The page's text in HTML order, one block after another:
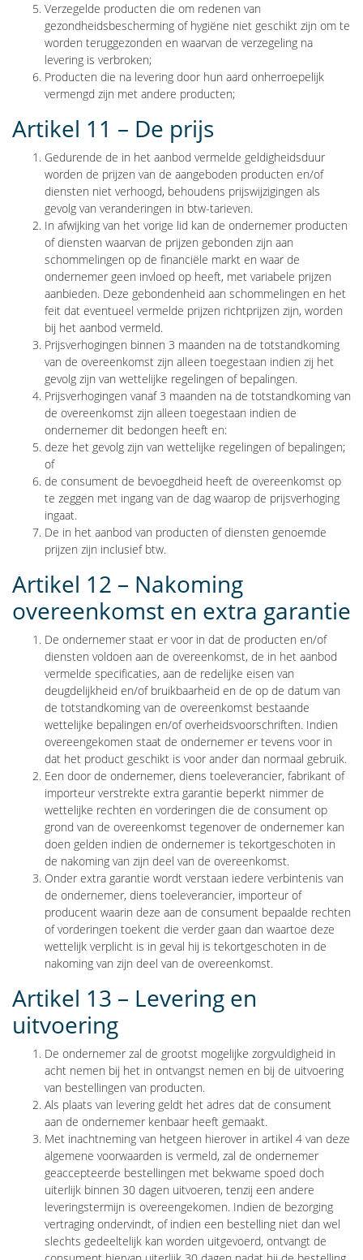
Verzegelde producten die om redenen van
gezondheidsbescherming of hygiëne niet geschikt zijn om te
worden teruggezonden en waarvan de verzegeling na
levering is verbroken;
Producten die na levering door hun aard onherroepelijk
vermengd zijn met andere producten;
Artikel 11 – De prijs
Gedurende de in het aanbod vermelde geldigheidsduur
worden de prijzen van de aangeboden producten en/of
diensten niet verhoogd, behoudens prijswijzigingen als
gevolg van veranderingen in btw-tarieven.
In afwijking van het vorige lid kan de ondernemer producten
of diensten waarvan de prijzen gebonden zijn aan
schommelingen op de financiële markt en waar de
ondernemer geen invloed op heeft, met variabele prijzen
aanbieden. Deze gebondenheid aan schommelingen en het
feit dat eventueel vermelde prijzen richtprijzen zijn, worden
bij het aanbod vermeld.
Prijsverhogingen binnen 3 maanden na de totstandkoming
van de overeenkomst zijn alleen toegestaan indien zij het
gevolg zijn van wettelijke regelingen of bepalingen.
Prijsverhogingen vanaf 3 maanden na de totstandkoming van
de overeenkomst zijn alleen toegestaan indien de
ondernemer dit bedongen heeft en:
deze het gevolg zijn van wettelijke regelingen of bepalingen;
of
de consument de bevoegdheid heeft de overeenkomst op
te zeggen met ingang van de dag waarop de prijsverhoging
ingaat.
De in het aanbod van producten of diensten genoemde
prijzen zijn inclusief btw.
Artikel 12 – Nakoming
overeenkomst en extra garantie
De ondernemer staat er voor in dat de producten en/of
diensten voldoen aan de overeenkomst, de in het aanbod
vermelde specificaties, aan de redelijke eisen van
deugdelijkheid en/of bruikbaarheid en de op de datum van
de totstandkoming van de overeenkomst bestaande
wettelijke bepalingen en/of overheidsvoorschriften. Indien
overeengekomen staat de ondernemer er tevens voor in
dat het product geschikt is voor ander dan normaal gebruik.
Een door de ondernemer, diens toeleverancier, fabrikant of
importeur verstrekte extra garantie beperkt nimmer de
wettelijke rechten en vorderingen die de consument op
grond van de overeenkomst tegenover de ondernemer kan
doen gelden indien de ondernemer is tekortgeschoten in
de nakoming van zijn deel van de overeenkomst.
Onder extra garantie wordt verstaan iedere verbintenis van
de ondernemer, diens toeleverancier, importeur of
producent waarin deze aan de consument bepaalde rechten
of vorderingen toekent die verder gaan dan waartoe deze
wettelijk verplicht is in geval hij is tekortgeschoten in de
nakoming van zijn deel van de overeenkomst.
Artikel 13 – Levering en
uitvoering
De ondernemer zal de grootst mogelijke zorgvuldigheid in
acht nemen bij het in ontvangst nemen en bij de uitvoering
van bestellingen van producten.
Als plaats van levering geldt het adres dat de consument
aan de ondernemer kenbaar heeft gemaakt.
Met inachtneming van hetgeen hierover in artikel 4 van deze
algemene voorwaarden is vermeld, zal de ondernemer
geaccepteerde bestellingen met bekwame spoed doch
uiterlijk binnen 30 dagen uitvoeren, tenzij een andere
leveringstermijn is overeengekomen. Indien de bezorging
vertraging ondervindt, of indien een bestelling niet dan wel
slechts gedeeltelijk kan worden uitgevoerd, ontvangt de